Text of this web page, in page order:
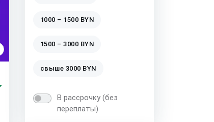
1000 – 1500 BYN
1500 – 3000 BYN
свыше 3000 BYN
В рассрочку (без
переплаты)